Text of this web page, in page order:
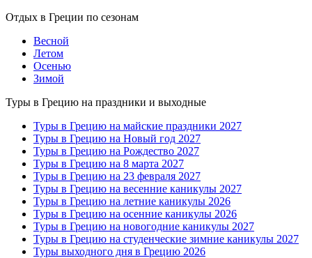
Отдых в Греции по сезонам
Весной
Летом
Осенью
Зимой
Туры в Грецию на праздники и выходные
Туры в Грецию на майские праздники 2027
Туры в Грецию на Новый год 2027
Туры в Грецию на Рождество 2027
Туры в Грецию на 8 марта 2027
Туры в Грецию на 23 февраля 2027
Туры в Грецию на весенние каникулы 2027
Туры в Грецию на летние каникулы 2026
Туры в Грецию на осенние каникулы 2026
Туры в Грецию на новогодние каникулы 2027
Туры в Грецию на студенческие зимние каникулы 2027
Туры выходного дня в Грецию 2026